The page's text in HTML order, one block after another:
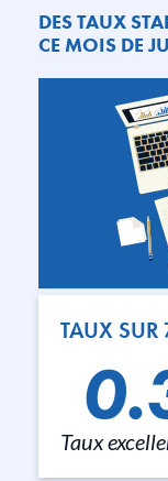
DES TAUX
CE MOIS DE
TAUX SUR
Taux